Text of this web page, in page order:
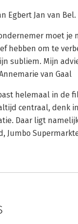
Egbert Jan van Bel.
moet je
hebben om te
subliem. Mijn
van Gaal
helemaal in de
centraal, denk
Daar ligt
Jumbo